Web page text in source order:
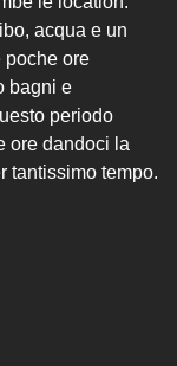
acqua e un
poche ore
bagni e
periodo
ore dandoci la
tantissimo tempo.